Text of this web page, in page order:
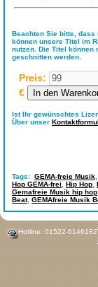
Beachten Sie bitte,
können unsere Titel im
nutzen. Die Titel können
geschnitten werden.
Preis:
€
Ist Ihr gewünschtes
Über unser
Tags: GEMA-freie Musik
Hop GEMA-frei
Hip Hop
Gemafreie Musik hip hop
Beat, GEMAfreie Musik
Hotline: 01522-6146182